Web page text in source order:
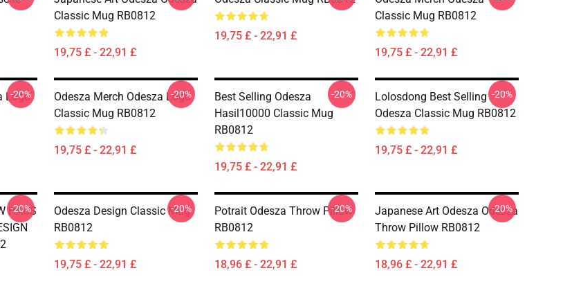
Classic Mug RB0812
19,75 £ - 22,91 £
19,75 £ - 22,91 £
Classic Mug RB0812
19,75 £ - 22,91 £
Logo
-20%
Odesza Merch Odesza Logo
Classic Mug RB0812
19,75 £ - 22,91 £
-20%
Best Selling Odesza
Hasil10000 Classic Mug
RB0812
19,75 £ - 22,91 £
-20%
Lolosdong Best Selling
Odesza Classic Mug RB0812
19,75 £ - 22,91 £
-20%
HAUS
-20%
Odesza Design Classic Mug
RB0812
19,75 £ - 22,91 £
-20%
Potrait Odesza Throw Pillow
RB0812
18,96 £ - 22,91 £
-20%
Japanese Art Odesza Odesza
Throw Pillow RB0812
18,96 £ - 22,91 £
-20%